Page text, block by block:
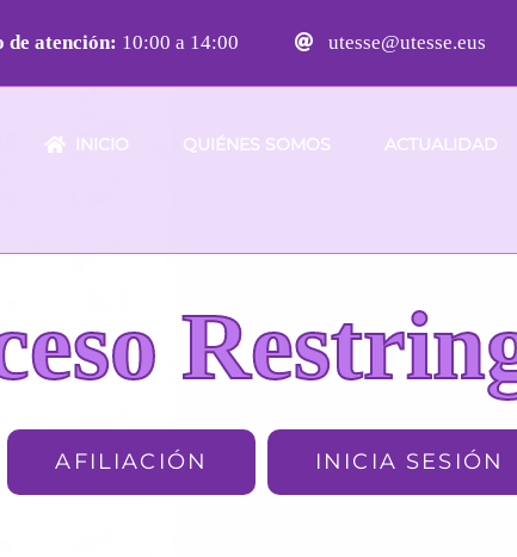
atención: 10:00 a 14:00 utesse@utesse.eus
INICIO QUIÉNES SOMOS ACTUALIDAD
AFILIACIÓN INICIA SESIÓN